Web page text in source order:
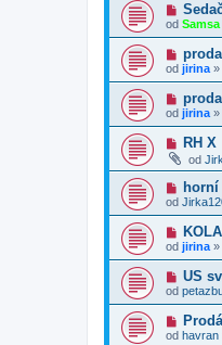
od Samsa
od jirina »
od jirina »
RH X
od
od
od jirina »
US
od
od havran